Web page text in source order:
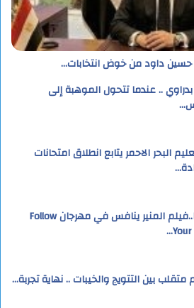
حسين داود من خوض انتخابات…
.. عندما تتحول الموهبة إلى
البحر الاحمر يتابع انطلاق امتحانات
رسميا..فيلم المنير ينافس في مهرجان Follow
Your
بين التتويج والخيبات .. نهاية تجربة…